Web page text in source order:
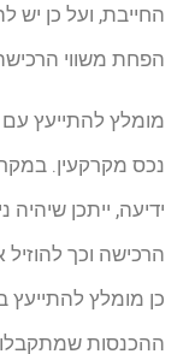
החייבת, ועל כן יש
הפחת משווי
מומלץ להתייעץ עם
נכס מקרקעין.
ידיעה, ייתכן שיהיה
הרכישה וכך
כן מומלץ להתייעץ
ההכנסות